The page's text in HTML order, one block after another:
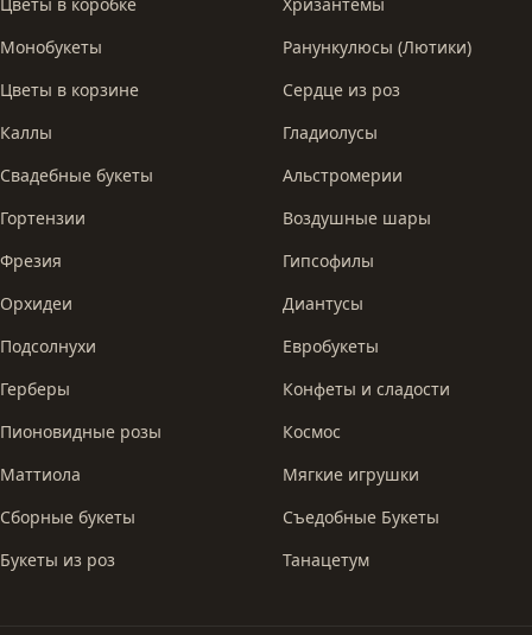
Цветы в коробке
Монобукеты
Цветы в корзине
Каллы
Свадебные букеты
Гортензии
Фрезия
Орхидеи
Подсолнухи
Герберы
Пионовидные розы
Маттиола
Сборные букеты
Букеты из роз
Хризантемы
Ранункулюсы (Лютики)
Сердце из роз
Гладиолусы
Альстромерии
Воздушные шары
Гипсофилы
Диантусы
Евробукеты
Конфеты и сладости
Космос
Мягкие игрушки
Съедобные Букеты
Танацетум